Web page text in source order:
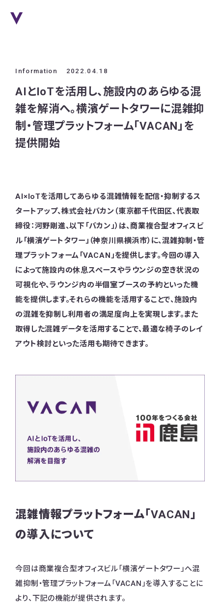
Information 2022.04.18
AIとIoTを活用し、施設内のあらゆる混
雑を解消へ。横濱ゲートタワーに混雑抑
制・管理プラットフォーム「VACAN」を
提供開始
AI×IoTを活用してあらゆる混雑情報を配信・抑制するス
タートアップ、株式会社バカン（東京都千代田区、代表取
締役：河野剛進、以下「バカン」）は、商業複合型オフィスビ
ル「横濱ゲートタワー」（神奈川県横浜市）に、混雑抑制・管
理プラットフォーム「VACAN」を提供します。今回の導入
によって施設内の休息スペースやラウンジの空き状況の
可視化や、ラウンジ内の半個室ブースの予約といった機
能を提供します。それらの機能を活用することで、施設内
の混雑を抑制し利用者の満足度向上を実現します。また
取得した混雑データを活用することで、最適な椅子のレイ
アウト検討といった活用も期待できます。
混雑情報プラットフォーム「VACAN」
の導入について
今回は商業複合型オフィスビル「横濱ゲートタワー」へ混
雑抑制・管理プラットフォーム「VACAN」を導入することに
より、下記の機能が提供されます。